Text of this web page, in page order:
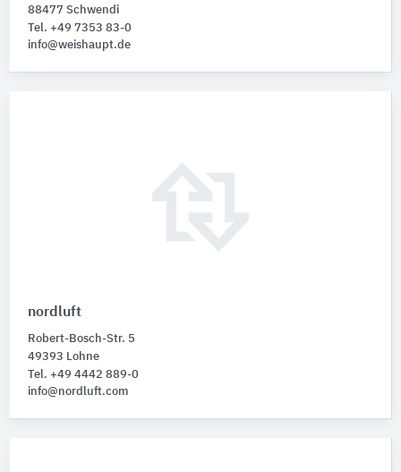
88477 Schwendi
Tel. +49 7353 83-0
info@weishaupt.de
nordluft
Robert-Bosch-Str. 5
49393 Lohne
Tel. +49 4442 889-0
info@nordluft.com